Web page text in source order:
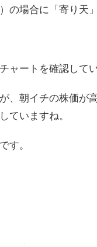
の場合に「寄り天
ャートを確認して
、朝イチの株価が
ていますね。
す。